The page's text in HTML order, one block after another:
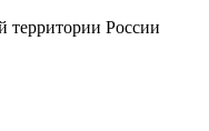
территории России